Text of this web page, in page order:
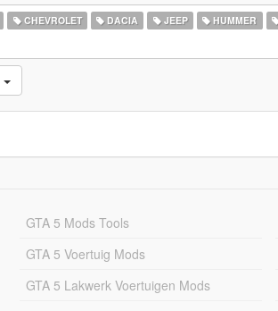
CHEVROLET DACIA JEEP HUMMER
GTA 5 Mods Tools
GTA 5 Voertuig Mods
GTA 5 Lakwerk Voertuigen Mods